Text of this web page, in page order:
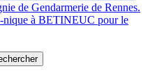
de Gendarmerie de Rennes.
nique à BETINEUC pour le